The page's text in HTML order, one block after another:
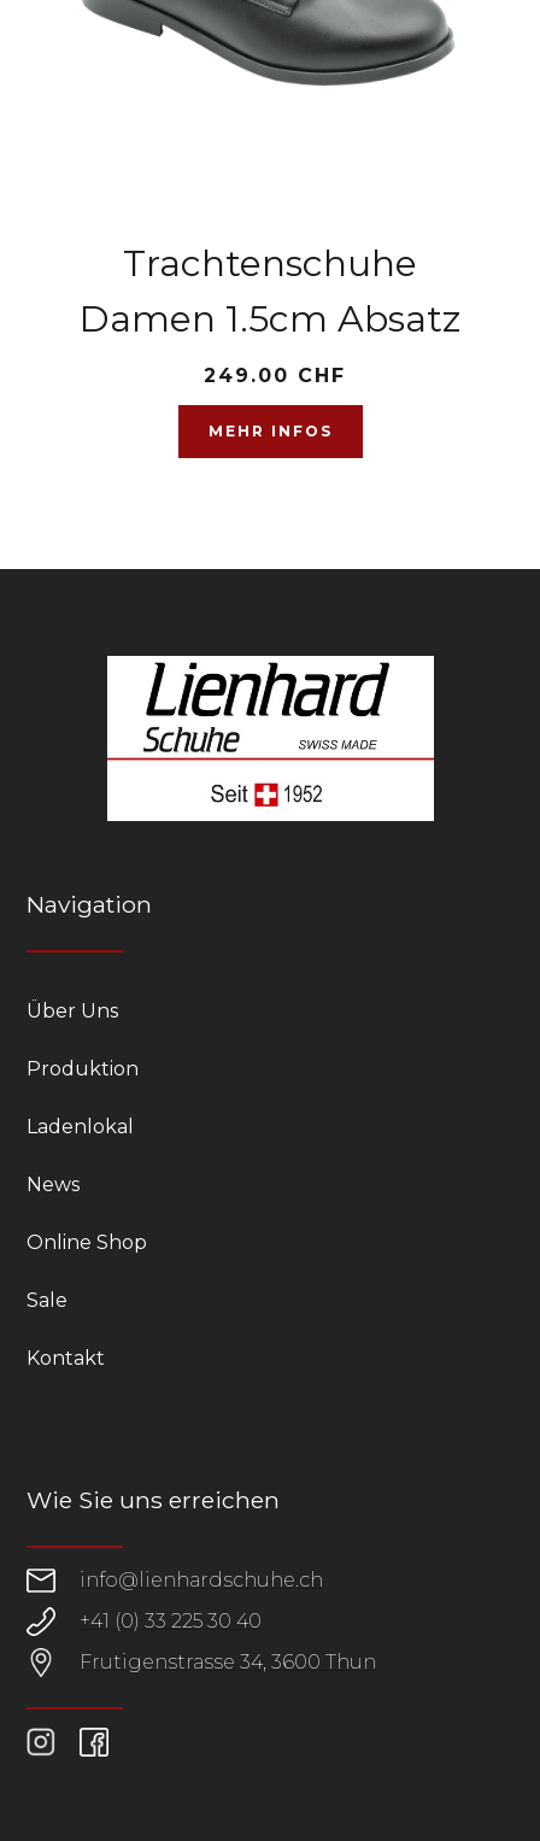
Trachtenschuhe
Damen 1.5cm Absatz
249.00 CHF
MEHR INFOS
Navigation
Über Uns
Produktion
Ladenlokal
News
Online Shop
Sale
Kontakt
Wie Sie uns erreichen
info@lienhardschuhe.ch
+41 (0) 33 225 30 40
Frutigenstrasse 34, 3600 Thun